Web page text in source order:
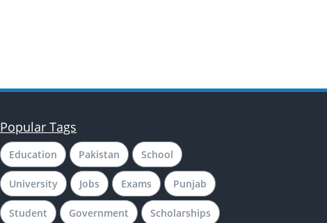
Popular Tags
Education Pakistan School
University Jobs Exams Punjab
Student Government Scholarships